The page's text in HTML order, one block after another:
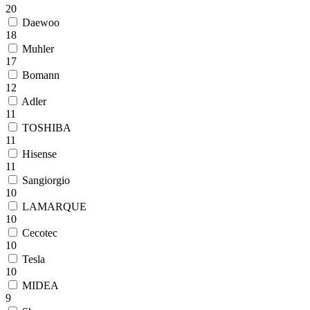
20
Daewoo
18
Muhler
17
Bomann
12
Adler
11
TOSHIBA
11
Hisense
11
Sangiorgio
10
LAMARQUE
10
Cecotec
10
Tesla
10
MIDEA
9